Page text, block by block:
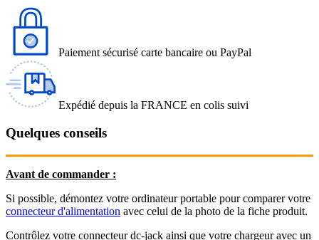
Paiement sécurisé carte bancaire ou PayPal
Expédié depuis la FRANCE en colis suivi
Quelques conseils
Avant de commander :
Si possible, démontez votre ordinateur portable pour comparer votre
connecteur d'alimentation avec celui de la photo de la fiche produit.
Contrôlez votre connecteur dc-jack ainsi que votre chargeur avec un